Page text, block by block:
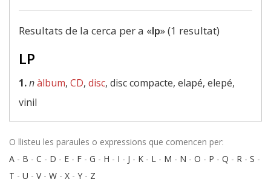
Resultats de la cerca per a «lp» (1 resultat)
LP
1.nàlbum, CD, disc, disc compacte, elapé, elepé,
vinil
O llisteu les paraules o expressions que comencen per:
A - B - C - D - E - F - G - H - I - J - K - L - M - N - O - P - Q - R - S -
T - U - V- W - X - Y - Z